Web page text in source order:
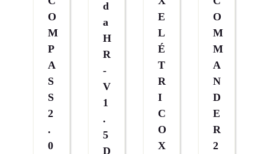
O
M
P
A
S
S
2
.
0
D
A
H
R
-
V
1
.
5
D
E
L
É
T
R
I
C
O
X
O
M
M
A
N
D
E
R
2